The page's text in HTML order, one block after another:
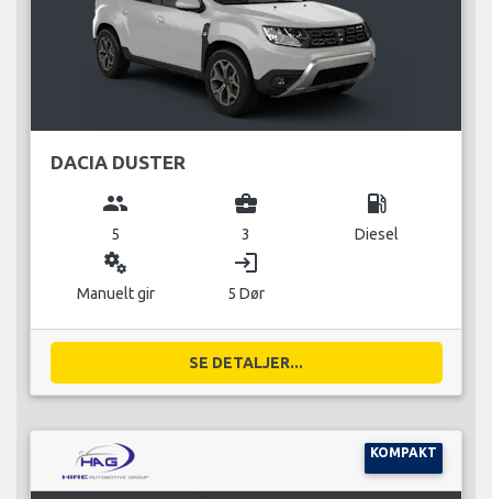
DACIA DUSTER
group
5
business_center
3
local_gas_station
Diesel
miscellaneous_services
Manuelt gir
login
5 Dør
SE DETALJER...
KOMPAKT